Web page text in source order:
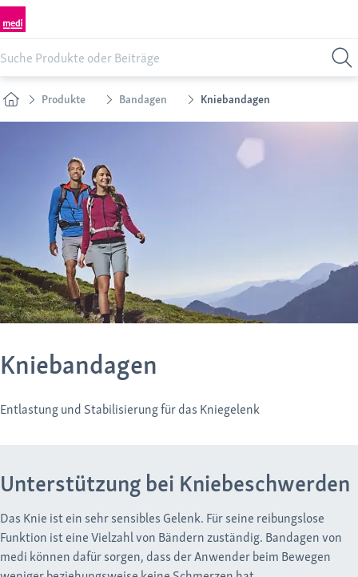
Produkte Bandagen Kniebandagen
Kniebandagen
Entlastung und Stabilisierung für das Kniegelenk
Unterstützung bei Kniebeschwerden
Das Knie ist ein sehr sensibles Gelenk. Für seine reibungslose
Funktion ist eine Vielzahl von Bändern zuständig. Bandagen von
medi können dafür sorgen, dass der Anwender beim Bewegen